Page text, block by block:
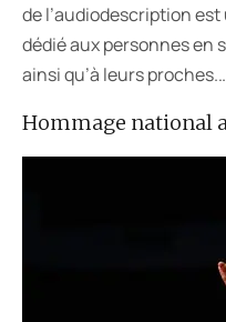
Hommage national
de l’audiodescription
dédié aux personnes en
ainsi qu’à leurs